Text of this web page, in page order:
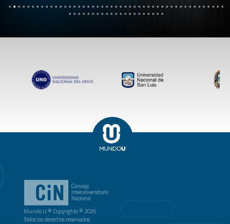
Mundo U ® Copyrights © 2026
Todos los derechos reservados.